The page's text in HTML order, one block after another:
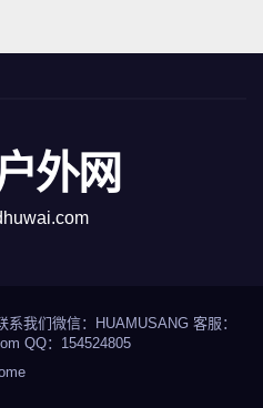
外网
系我们微信：HUAMUSANG 客服：
QQ： 154524805